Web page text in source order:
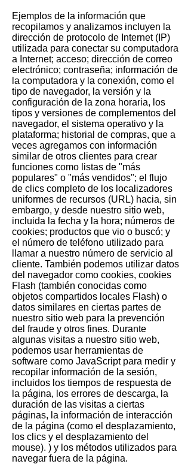
Ejemplos de la información que
recopilamos y analizamos incluyen la
dirección de protocolo de Internet (IP)
utilizada para conectar su computadora
a Internet; acceso; dirección de correo
electrónico; contraseña; información de
la computadora y la conexión, como el
tipo de navegador, la versión y la
configuración de la zona horaria, los
tipos y versiones de complementos del
navegador, el sistema operativo y la
plataforma; historial de compras, que a
veces agregamos con información
similar de otros clientes para crear
funciones como listas de "más
populares" o "más vendidos"; el flujo
de clics completo de los localizadores
uniformes de recursos (URL) hacia, sin
embargo, y desde nuestro sitio web,
incluida la fecha y la hora; números de
cookies; productos que vio o buscó; y
el número de teléfono utilizado para
llamar a nuestro número de servicio al
cliente. También podemos utilizar datos
del navegador como cookies, cookies
Flash (también conocidas como
objetos compartidos locales Flash) o
datos similares en ciertas partes de
nuestro sitio web para la prevención
del fraude y otros fines. Durante
algunas visitas a nuestro sitio web,
podemos usar herramientas de
software como JavaScript para medir y
recopilar información de la sesión,
incluidos los tiempos de respuesta de
la página, los errores de descarga, la
duración de las visitas a ciertas
páginas, la información de interacción
de la página (como el desplazamiento,
los clics y el desplazamiento del
mouse). ) y los métodos utilizados para
navegar fuera de la página.